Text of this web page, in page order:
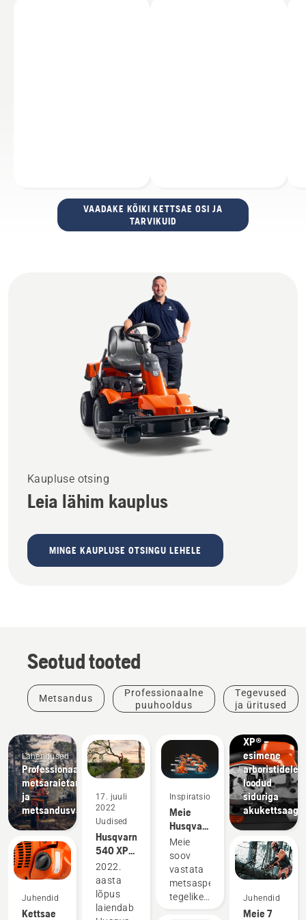
VAADAKE KÕIKI KETTSAE OSI JA
TARVIKUID
Kaupluse otsing
Leia lähim kauplus
MINGE KAUPLUSE OTSINGU LEHELE
Seotud tooted
Metsandus
Professionaalne
puuhooldus
Tegevused
ja üritused
Lahendused
Professionaalsed
metsaraietarvikud
ja
metsandusvahendid
Juhendid
Kettsae
17. juuli
2022
Uudised
Husqvarna
540 XP®
Mark III
ja
Husqvarna
T540
2022.
aasta
lõpus
laiendab
Inspiratsioon
Meie
Husqvarna
kettsaed
töötavad
alates
1959.
aastast
Meie
soov
vastata
metsaspetsialistide
tegelikele
Tooted ja
uuendused
XP® –
esimene
arboristidele
loodud
siduriga
akukettsaag
Juhendid
Meie 7